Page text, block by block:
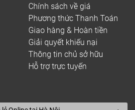
Chính sách về giá
Phương thức Thanh Toán
Giao hàng & Hoàn tiền
Giải quyết khiếu nại
Thông tin chủ sở hữu
Hỗ trợ trực tuyến